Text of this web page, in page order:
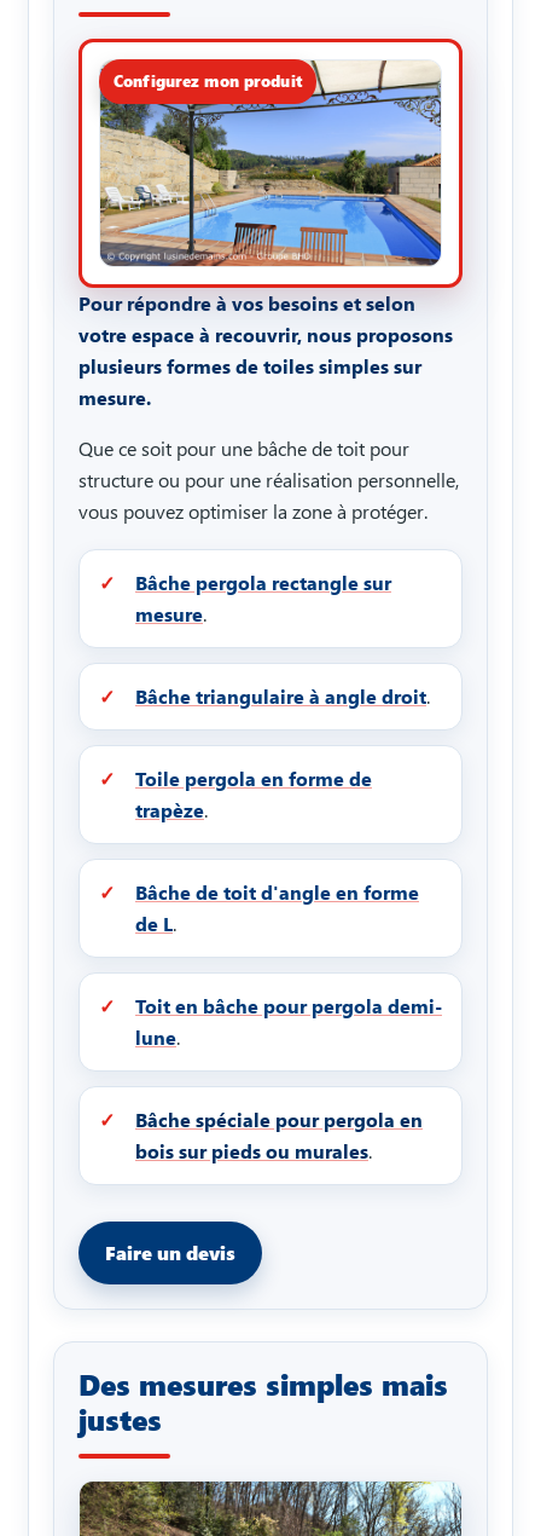
Pour répondre à vos besoins et selon
votre espace à recouvrir, nous proposons
plusieurs formes de toiles simples sur
mesure.
Que ce soit pour une bâche de toit pour
structure ou pour une réalisation personnelle,
vous pouvez optimiser la zone à protéger.
Bâche pergola rectangle sur
mesure.
Bâche triangulaire à angle droit.
Toile pergola en forme de
trapèze.
Bâche de toit d'angle en forme
de L.
Toit en bâche pour pergola demi-
lune.
Bâche spéciale pour pergola en
bois sur pieds ou murales.
Faire un devis
Des mesures simples mais
justes